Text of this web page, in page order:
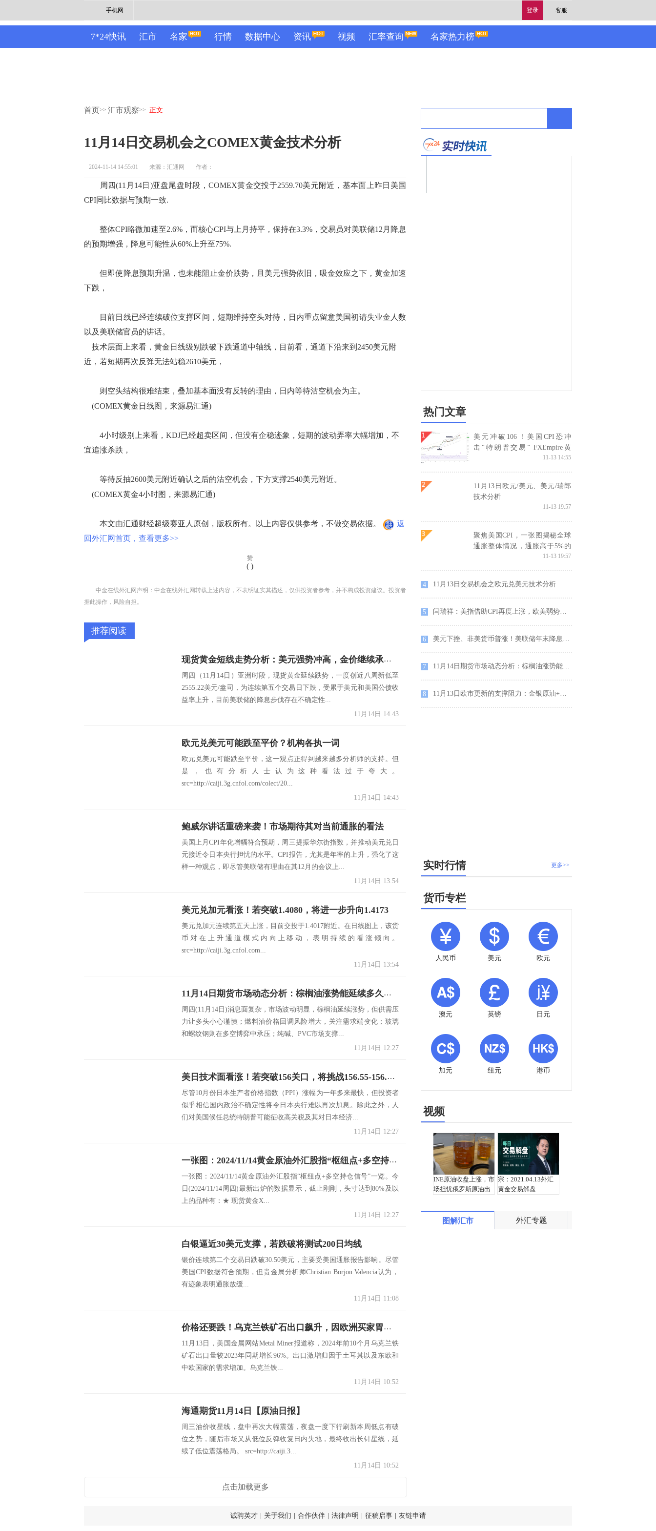
登录 客服
手机网
7*24快讯 汇市 名家 行情 数据中心 资讯 视频 汇率查询 名家热力榜
首页>> 汇市观察>> 正文
11月14日交易机会之COMEX黄金技术分析
2024-11-14 14:55:01 来源：汇通网 作者：
周四(11月14日)亚盘尾盘时段，COMEX黄金交投于2559.70美元附近，基本面上昨日美国
CPI同比数据与预期一致.
整体CPI略微加速至2.6%，而核心CPI与上月持平，保持在3.3%，交易员对美联储12月降息
的预期增强，降息可能性从60%上升至75%.
但即使降息预期升温，也未能阻止金价跌势，且美元强势依旧，吸金效应之下，黄金加速
下跌，
目前日线已经连续破位支撑区间，短期维持空头对待，日内重点留意美国初请失业金人数
以及美联储官员的讲话。
技术层面上来看，黄金日线级别跌破下跌通道中轴线，目前看，通道下沿来到2450美元附
近，若短期再次反弹无法站稳2610美元，
则空头结构很难结束，叠加基本面没有反转的理由，日内等待沽空机会为主。
(COMEX黄金日线图，来源易汇通)
4小时级别上来看，KDJ已经超卖区间，但没有企稳迹象，短期的波动弄率大幅增加，不
宜追涨杀跌，
等待反抽2600美元附近确认之后的沽空机会，下方支撑2540美元附近。
(COMEX黄金4小时图，来源易汇通)
本文由汇通财经超级赛亚人原创，版权所有。以上内容仅供参考，不做交易依据。
返
回外汇网首页，查看更多>>
赞
( )
中金在线外汇网声明：中金在线外汇网转载上述内容，不表明证实其描述，仅供投资者参考，并不构成投资建议。投资者
据此操作，风险自担。
推荐阅读
现货黄金短线走势分析：美元强势冲高，金价继续承压，后市还要跌？
周四（11月14日）亚洲时段，现货黄金延续跌势，一度创近八周新低至
2555.22美元/盎司，为连续第五个交易日下跌，受累于美元和美国公债收
益率上升，目前美联储的降息步伐存在不确定性...
11月14日 14:43
欧元兑美元可能跌至平价？机构各执一词
欧元兑美元可能跌至平价，这一观点正得到越来越多分析师的支持。但
是，也有分析人士认为这种看法过于夸大。
src=http://caiji.3g.cnfol.com/colect/20...
11月14日 14:43
鲍威尔讲话重磅来袭！市场期待其对当前通胀的看法
美国上月CPI年化增幅符合预期，周三提振华尔街指数，并推动美元兑日
元接近令日本央行担忧的水平。CPI报告，尤其是年率的上升，强化了这
样一种观点，即尽管美联储有理由在其12月的会议上...
11月14日 13:54
美元兑加元看涨！若突破1.4080，将进一步升向1.4173
美元兑加元连续第五天上涨，目前交投于1.4017附近。在日线图上，该货
币对在上升通道模式内向上移动，表明持续的看涨倾向。
src=http://caiji.3g.cnfol.com...
11月14日 13:54
11月14日期货市场动态分析：棕榈油涨势能延续多久？纯碱、PVC、豆粕市场下一步走势如何？
周四(11月14日)消息面复杂，市场波动明显，棕榈油延续涨势，但供需压
力让多头小心谨慎；燃料油价格回调风险增大，关注需求端变化；玻璃
和螺纹钢则在多空博弈中承压；纯碱、PVC市场支撑...
11月14日 12:27
美日技术面看涨！若突破156关口，将挑战156.55-156.60阻力区
尽管10月份日本生产者价格指数（PPI）涨幅为一年多来最快，但投资者
似乎相信国内政治不确定性将令日本央行难以再次加息。除此之外，人
们对美国候任总统特朗普可能征收高关税及其对日本经济...
11月14日 12:27
一张图：2024/11/14黄金原油外汇股指“枢纽点+多空持仓信号”一览
一张图：2024/11/14黄金原油外汇股指“枢纽点+多空持仓信号”一览。今
日(2024/11/14周四)最新出炉的数据显示，截止刚刚，头寸达到80%及以
上的品种有：★ 现货黄金X...
11月14日 12:27
白银逼近30美元支撑，若跌破将测试200日均线
银价连续第二个交易日跌破30.50美元，主要受美国通胀报告影响。尽管
美国CPI数据符合预期，但贵金属分析师Christian Borjon Valencia认为，
有迹象表明通胀放缓...
11月14日 11:08
价格还要跌！乌克兰铁矿石出口飙升，因欧洲买家胃口大增
11月13日，美国金属网站Metal Miner报道称，2024年前10个月乌克兰铁
矿石出口量较2023年同期增长96%。出口激增归因于土耳其以及东欧和
中欧国家的需求增加。乌克兰铁...
11月14日 10:52
海通期货11月14日【原油日报】
周三油价收星线，盘中再次大幅震荡，夜盘一度下行刷新本周低点有破
位之势，随后市场又从低位反弹收复日内失地，最终收出长针星线，延
续了低位震荡格局。 src=http://caiji.3...
11月14日 10:52
点击加载更多
热门文章
美元冲破106！美国CPI恐冲
击“特朗普交易” FXEmpire黄
金、白银和美元最新技术分析
11-13 14:55
11月13日欧元/美元、美元/瑞郎
技术分析
11-13 19:57
聚焦美国CPI，一张图揭秘全球
通胀整体情况，通胀高于5%的
11-13 19:57
4 11月13日交易机会之欧元兑美元技术分析
5 闫瑞祥：美指借助CPI再度上涨，欧美弱势承压
6 美元下挫、非美货币普涨！美联储年末降息还有多少可能？
7 11月14日期货市场动态分析：棕榈油涨势能延续多久？纯碱、PVC、豆粕市场下一步走势如何？
8 11月13日欧市更新的支撑阻力：金银原油+美元指数等八大货币对
更多>>
实时行情
货币专栏
人民币 美元 欧元
澳元 英镑 日元
加元 纽元 港币
视频
INE原油收盘上涨，市
场担忧俄罗斯原油出
宗：2021.04.13外汇
黄金交易解盘
图解汇市 外汇专题
诚聘英才 关于我们 合作伙伴 法律声明 征稿启事 友链申请